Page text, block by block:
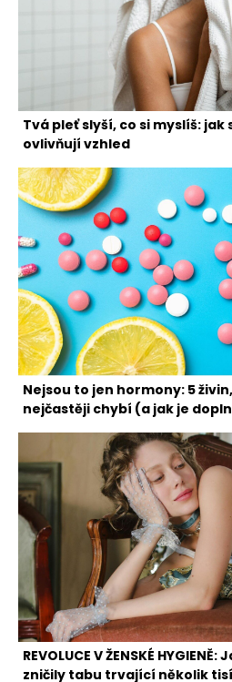
Tvá pleť slyší, co si myslíš:
ovlivňují vzhled
Nejsou to jen hormony: 5
nejčastěji chybí (a jak je
REVOLUCE V ŽENSKÉ
zničily tabu trvající několik